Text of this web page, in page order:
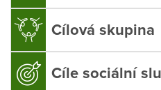
Cílová skupina
Cíle sociální